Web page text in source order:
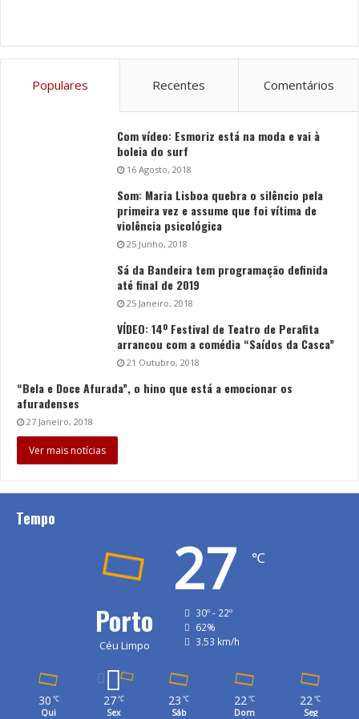
Populares Recentes Comentários
Com vídeo: Esmoriz está na moda e vai à
boleia do surf
16 Agosto, 2018
Som: Maria Lisboa quebra o silêncio pela
primeira vez e assume que foi vítima de
violência psicológica
25 Junho, 2018
Sá da Bandeira tem programação definida
até final de 2019
25 Janeiro, 2018
VÍDEO: 14º Festival de Teatro de Perafita
arrancou com a comédia “Saídos da Casca”
21 Outubro, 2018
“Bela e Doce Afurada”, o hino que está a emocionar os
afuradenses
27 Janeiro, 2018
Ver mais notícias
Tempo
Porto
Céu Limpo
27 ℃
30º - 22º
62%
3.53 km/h
30 ℃
Qui
27 ℃
Sex
23 ℃
Sáb
22℃
Dom
22℃
Seg